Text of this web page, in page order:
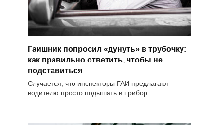
Гаишник попросил «дунуть» в трубочку:
как правильно ответить, чтобы не
подставиться
Случается, что инспекторы ГАИ предлагают
водителю просто подышать в прибор